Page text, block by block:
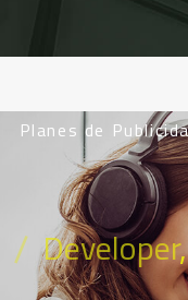
Planes de
/ Developer